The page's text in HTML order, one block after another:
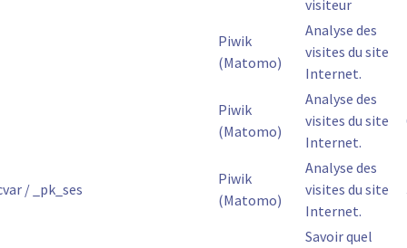
visiteur
Piwik
(Matomo)
Analyse des
visites du site
Internet.
Piwik
(Matomo)
Analyse des
visites du site
Internet.
/ _pk_ses
Piwik
(Matomo)
Analyse des
visites du site
Internet.
Savoir quel